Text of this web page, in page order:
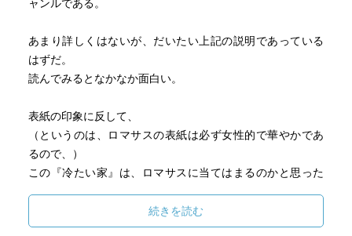
ャンルである。
あまり詳しくはないが、だいたい上記の説明であっている
はずだ。
読んでみるとなかなか面白い。
表紙の印象に反して、
（というのは、ロマサスの表紙は必ず女性的で華やかであ
るので、）
この『冷たい家』は、ロマサスに当てはまるのかと思った
美形の、趣味の際立った男性は出てくるし。
続きを読む